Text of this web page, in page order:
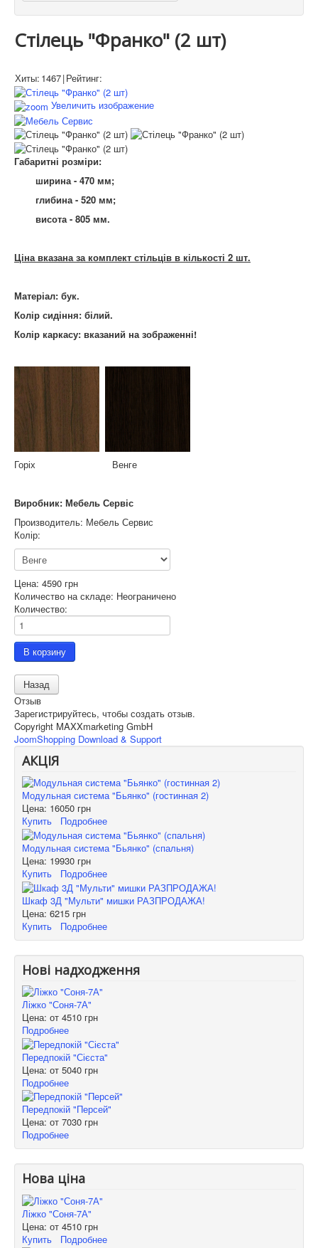
Стілець "Франко" (2 шт)
Хиты: 1467|Рейтинг:
Увеличить изображение
Габаритні розміри:
ширина - 470 мм;
глибина - 520 мм;
висота - 805 мм.
Ціна вказана за комплект стільців в кількості 2 шт.
Матеріал: бук.
Колір сидіння: білий.
Колір каркасу: вказаний на зображенні!
Горіх Венге
Виробник: Мебель Сервіс
Производитель: Мебель Сервис
Колір:
Цена: 4590 грн
Количество на складе: Неограничено
Количество:
Отзыв
Зарегистрируйтесь, чтобы создать отзыв.
Copyright MAXXmarketing GmbH
JoomShopping Download & Support
АКЦІЯ
Модульная система "Бьянко" (гостинная 2)
Цена: 16050 грн
Купить
Подробнее
Модульная система "Бьянко" (спальня)
Цена: 19930 грн
Купить
Подробнее
Шкаф 3Д "Мульти" мишки РАЗПРОДАЖА!
Цена: 6215 грн
Купить
Подробнее
Нові надходження
Ліжко "Соня-7А"
Цена: от 4510 грн
Подробнее
Передпокій "Сієста"
Цена: от 5040 грн
Подробнее
Передпокій "Персей"
Цена: от 7030 грн
Подробнее
Нова ціна
Ліжко "Соня-7А"
Цена: от 4510 грн
Купить
Подробнее